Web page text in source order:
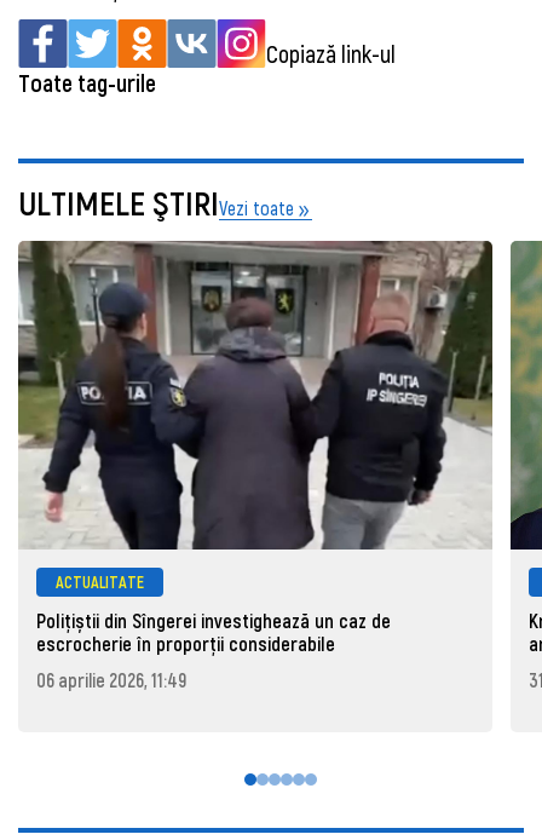
Copiază link-ul
Toate tag-urile
ULTIMELE ŞTIRIVezi toate
ACTUALITATE
Polițiștii din Sîngerei investighează un caz de
escrocherie în proporții considerabile
06 aprilie 2026, 11:49